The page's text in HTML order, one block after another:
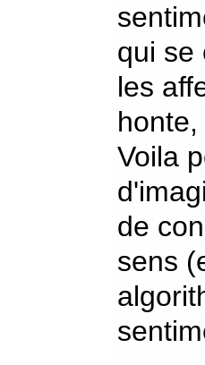
qui se
les
Voila
de
sens